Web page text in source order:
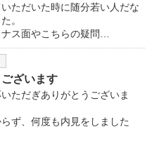
ただいた時に随分若い人だな
。
ス面やこちらの疑問…
ざいます
ただぎありがとうございま
ず、何度も内見をしました